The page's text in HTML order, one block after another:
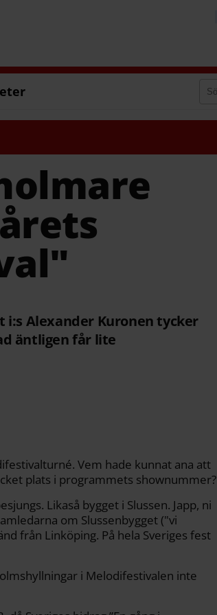
i:s Alexander Kuronen tycker
äntligen får lite
Vem hade kunnat ana att
plats i programmets shownummer?
Likaså bygget i Slussen. Japp, ni
om Slussenbygget ("vi
från Linköping. På hela Sveriges fest
i Melodifestivalen inte